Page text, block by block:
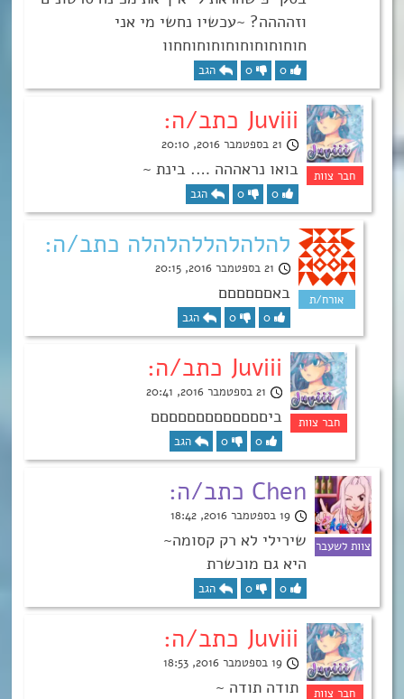
וזהההה? ~עכשיו נחשי מי אני
חוחוחוחוחוחוחוחוחחוו
0
0 הגב
Juviii כתב/ה:
21 בספטמבר 2016, 20:10
בואו נראההה …. בינת ~
0
0 הגב
להלהלהללהלהלה כתב/ה:
21 בספטמבר 2016, 20:15
באםםםםםם
0
0 הגב
Juviii כתב/ה:
21 בספטמבר 2016, 20:41
ביםםםםםםםםםםםםם
0
0 הגב
Chen כתב/ה:
19 בספטמבר 2016, 18:42
שירילי לא רק קסומה~
היא גם מוכשרת
0
0 הגב
Juviii כתב/ה:
19 בספטמבר 2016, 18:53
תודה תודה ~